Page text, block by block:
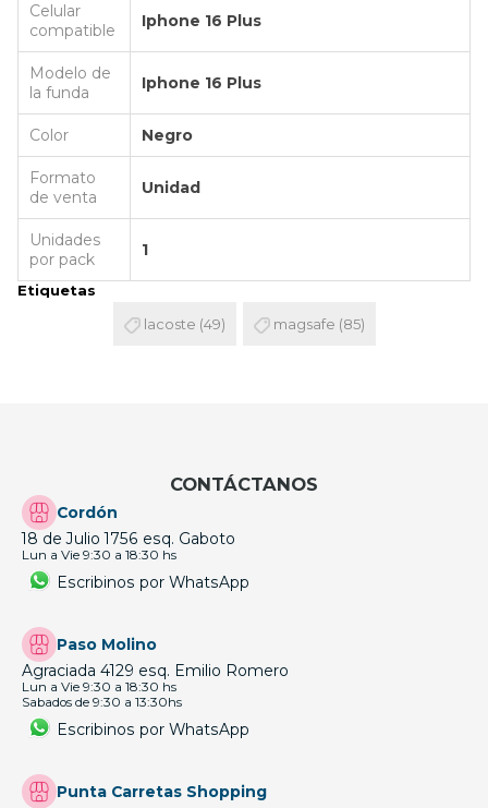
Celular
compatible
Iphone 16 Plus
Modelo de
la funda
Iphone 16 Plus
Color Negro
Formato
de venta
Unidad
Unidades
por pack
1
Etiquetas
lacoste (49) magsafe (85)
CONTÁCTANOS
Cordón
18 de Julio 1756 esq. Gaboto
Lun a Vie 9:30 a 18:30 hs
Escribinos por WhatsApp
Paso Molino
Agraciada 4129 esq. Emilio Romero
Lun a Vie 9:30 a 18:30 hs
Sabados de 9:30 a 13:30hs
Escribinos por WhatsApp
Punta Carretas Shopping